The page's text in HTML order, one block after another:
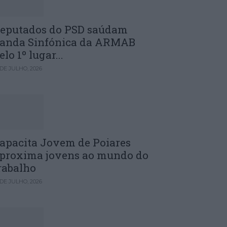
do PSD saúdam
Sinfónica da ARMAB
1º lugar...
JULHO, 2026
Jovem de Poiares
jovens ao mundo do
JULHO, 2026